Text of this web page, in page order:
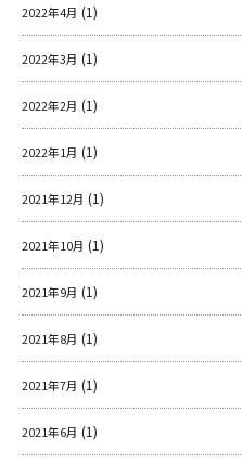
2022年4月 (1)
2022年3月 (1)
2022年2月 (1)
2022年1月 (1)
2021年12月 (1)
2021年10月 (1)
2021年9月 (1)
2021年8月 (1)
2021年7月 (1)
2021年6月 (1)